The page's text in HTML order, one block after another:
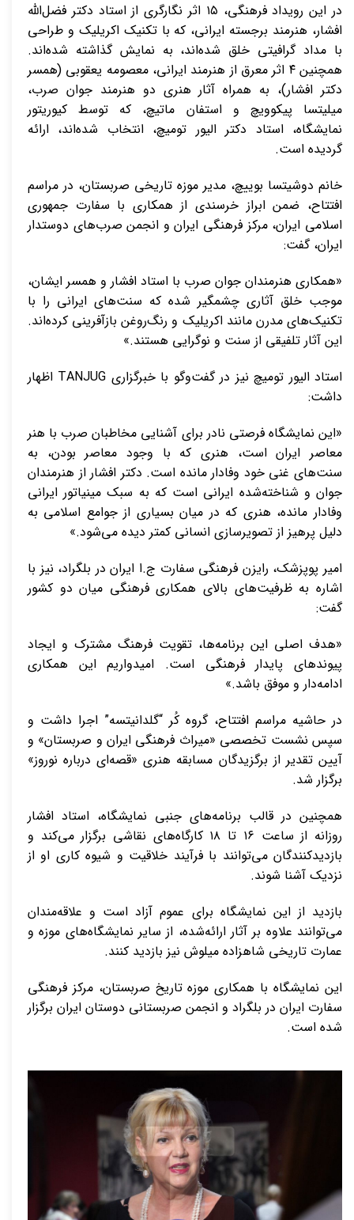
در این رویداد فرهنگی، ۱۵ اثر نگارگری از استاد دکتر فضل‌الله
افشار، هنرمند برجسته ایرانی، که با تکنیک اکریلیک و طراحی
با مداد گرافیتی خلق شده‌اند، به نمایش گذاشته شده‌اند.
همچنین ۴ اثر معرق از هنرمند ایرانی، معصومه یعقوبی (همسر
دکتر افشار)، به همراه آثار هنری دو هنرمند جوان صرب،
میلیتسا پیکوویچ و استفان ماتیچ، که توسط کیوریتور
نمایشگاه، استاد دکتر الیور تومیچ، انتخاب شده‌اند، ارائه
گردیده است.
خانم دوشیتسا بوییچ، مدیر موزه تاریخی صربستان، در مراسم
افتتاح، ضمن ابراز خرسندی از همکاری با سفارت جمهوری
اسلامی ایران، مرکز فرهنگی ایران و انجمن صرب‌های دوستدار
ایران، گفت:
«همکاری هنرمندان جوان صرب با استاد افشار و همسر ایشان،
موجب خلق آثاری چشمگیر شده که سنت‌های ایرانی را با
تکنیک‌های مدرن مانند اکریلیک و رنگ‌روغن بازآفرینی کرده‌اند.
این آثار تلفیقی از سنت و نوگرایی هستند.»
استاد الیور تومیچ نیز در گفت‌وگو با خبرگزاری TANJUG اظهار
داشت:
«این نمایشگاه فرصتی نادر برای آشنایی مخاطبان صرب با هنر
معاصر ایران است، هنری که با وجود معاصر بودن، به
سنت‌های غنی خود وفادار مانده است. دکتر افشار از هنرمندان
جوان و شناخته‌شده ایرانی است که به سبک مینیاتور ایرانی
وفادار مانده، هنری که در میان بسیاری از جوامع اسلامی به
دلیل پرهیز از تصویرسازی انسانی کمتر دیده می‌شود.»
امیر پوپزشک، رایزن فرهنگی سفارت ج.ا ایران در بلگراد، نیز با
اشاره به ظرفیت‌های بالای همکاری فرهنگی میان دو کشور
گفت:
«هدف اصلی این برنامه‌ها، تقویت فرهنگ مشترک و ایجاد
پیوندهای پایدار فرهنگی است. امیدواریم این همکاری
ادامه‌دار و موفق باشد.»
در حاشیه مراسم افتتاح، گروه کُر “گلدانیتسه” اجرا داشت و
سپس نشست تخصصی «میراث فرهنگی ایران و صربستان» و
آیین تقدیر از برگزیدگان مسابقه هنری «قصه‌ای درباره نوروز»
برگزار شد.
همچنین در قالب برنامه‌های جنبی نمایشگاه، استاد افشار
روزانه از ساعت ۱۶ تا ۱۸ کارگاه‌های نقاشی برگزار می‌کند و
بازدیدکنندگان می‌توانند با فرآیند خلاقیت و شیوه کاری او از
نزدیک آشنا شوند.
بازدید از این نمایشگاه برای عموم آزاد است و علاقه‌مندان
می‌توانند علاوه بر آثار ارائه‌شده، از سایر نمایشگاه‌های موزه و
عمارت تاریخی شاهزاده میلوش نیز بازدید کنند.
این نمایشگاه با همکاری موزه تاریخ صربستان، مرکز فرهنگی
سفارت ایران در بلگراد و انجمن صربستانی دوستان ایران برگزار
شده است.